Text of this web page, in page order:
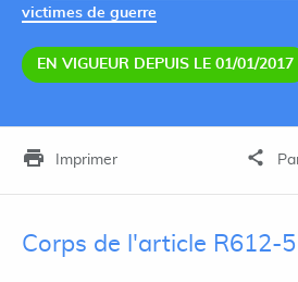
victimes de guerre
EN VIGUEUR DEPUIS LE 01/01/2017
Imprimer
Corps de l'article R612-5